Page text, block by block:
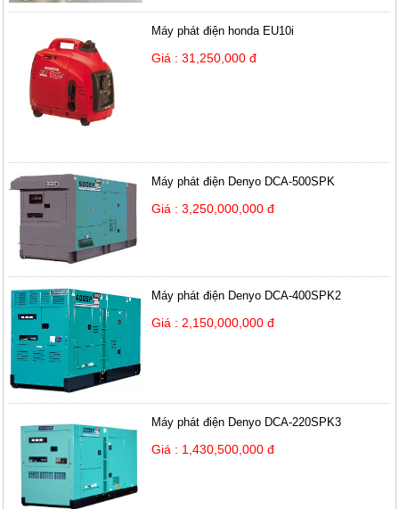
Máy phát điện honda EU10i
Giá : 31,250,000 đ
Máy phát điện Denyo DCA-500SPK
Giá : 3,250,000,000 đ
Máy phát điện Denyo DCA-400SPK2
Giá : 2,150,000,000 đ
Máy phát điện Denyo DCA-220SPK3
Giá : 1,430,500,000 đ